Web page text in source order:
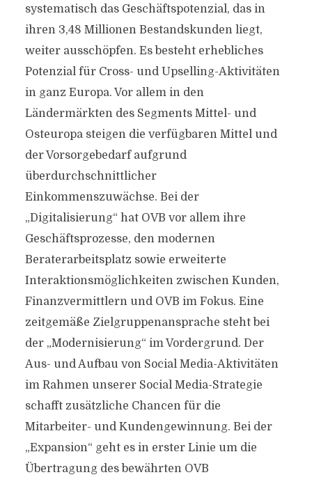
systematisch das Geschäftspotenzial, das in
ihren 3,48 Millionen Bestandskunden liegt,
weiter ausschöpfen. Es besteht erhebliches
Potenzial für Cross- und Upselling-Aktivitäten
in ganz Europa. Vor allem in den
Ländermärkten des Segments Mittel- und
Osteuropa steigen die verfügbaren Mittel und
der Vorsorgebedarf aufgrund
überdurchschnittlicher
Einkommenszuwächse. Bei der
„Digitalisierung“ hat OVB vor allem ihre
Geschäftsprozesse, den modernen
Beraterarbeitsplatz sowie erweiterte
Interaktionsmöglichkeiten zwischen Kunden,
Finanzvermittlern und OVB im Fokus. Eine
zeitgemäße Zielgruppenansprache steht bei
der „Modernisierung“ im Vordergrund. Der
Aus- und Aufbau von Social Media-Aktivitäten
im Rahmen unserer Social Media-Strategie
schafft zusätzliche Chancen für die
Mitarbeiter- und Kundengewinnung. Bei der
„Expansion“ geht es in erster Linie um die
Übertragung des bewährten OVB